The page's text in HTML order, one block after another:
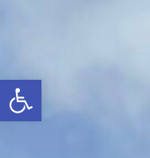
Ouvrir la barre d’outils
contenu